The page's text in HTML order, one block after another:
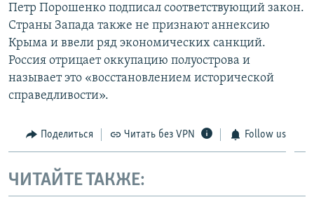
Петр Порошенко подписал соответствующий закон.
Страны Запада также не признают аннексию
Крыма и ввели ряд экономических санкций.
Россия отрицает оккупацию полуострова и
называет это «восстановлением исторической
справедливости».
Поделиться Читать без VPN Follow us
ЧИТАЙТЕ ТАКЖЕ: